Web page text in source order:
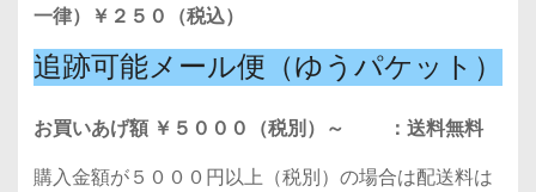
一律）￥２５０（税込）
追跡可能メール便（ゆうパケット）
お買いあげ額 ￥５０００（税別）～ ：送料無料
購入金額が５０００円以上（税別）の場合は配送料は